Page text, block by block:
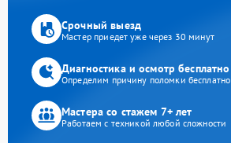
Срочный выезд
Мастер приедет уже через 30 минут
Диагностика и осмотр бесплатно
Определим причину поломки бесплатно
Мастера со стажем 7+ лет
Работаем с техникой любой сложности